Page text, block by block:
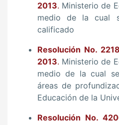
2013. Ministerio de
medio de la cual
calificado
Resolución No.
2013. Ministerio de
medio de la cual
áreas de
Educación de la
Resolución No.